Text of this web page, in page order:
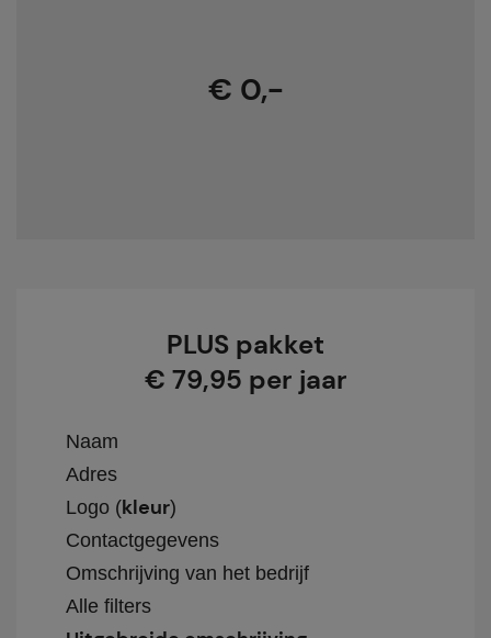
€ 0,-
PLUS pakket
€ 79,95 per jaar
Naam
Adres
Logo (kleur)
Contactgegevens
Omschrijving van het bedrijf
Alle filters